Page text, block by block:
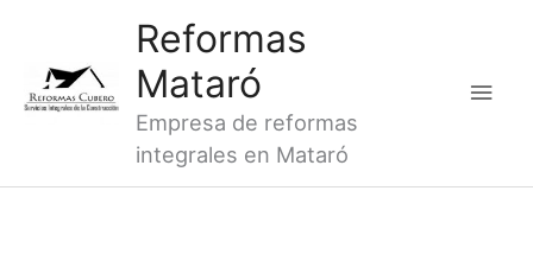
contenido
Reformas
Mataró
Empresa de reformas
integrales en Mataró